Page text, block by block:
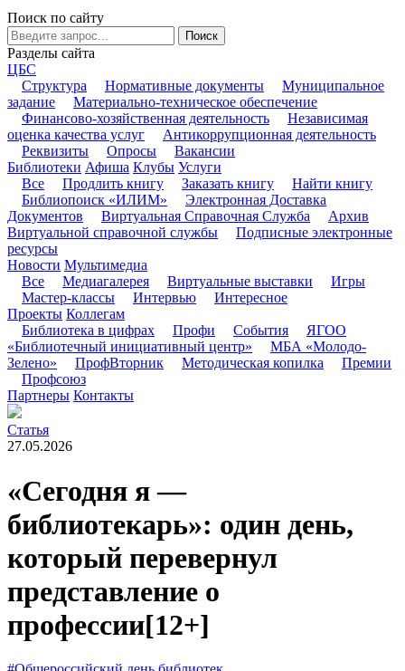
Поиск по сайту
Поиск
Разделы сайта
ЦБС
Структура
Нормативные документы
Муниципальное
задание
Материально-техническое обеспечение
Финансово-хозяйственная деятельность
Независимая
оценка качества услуг
Антикоррупционная деятельность
Реквизиты
Опросы
Вакансии
Библиотеки Афиша Клубы Услуги
Все
Продлить книгу Заказать книгу
Найти книгу
Библиопоиск «ИЛИМ»
Электронная Доставка
Документов
Виртуальная Справочная Служба
Архив
Виртуальной справочной службы
Подписные электронные
ресурсы
Новости Мультимедиа
Все
Медиагалерея Виртуальные выставки
Игры
Мастер-классы
Интервью
Интересное
Проекты Коллегам
Библиотека в цифрах
Профи События
ЯГОО
«Библиотечный инициативный центр»
МБА «Молодо-
Зелено»
ПрофВторник Методическая копилка
Премии
Профсоюз
Партнеры Контакты
Статья
27.05.2026
«Сегодня я —
библиотекарь»: один день,
который перевернул
представление о
профессии[12+]